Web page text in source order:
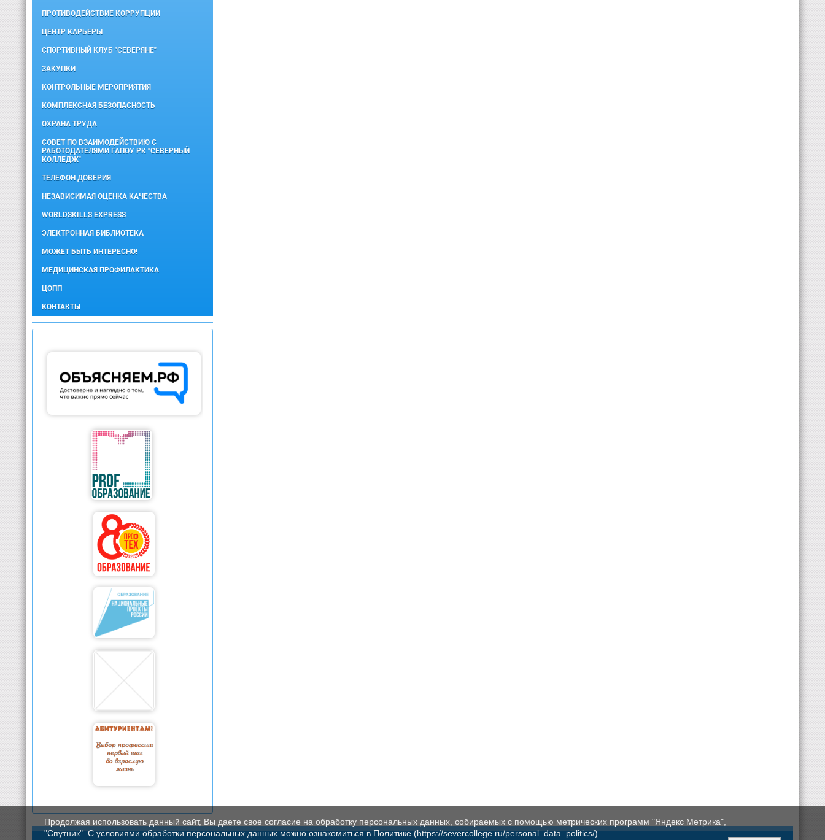
ПРОТИВОДЕЙСТВИЕ КОРРУПЦИИ
ЦЕНТР КАРЬЕРЫ
СПОРТИВНЫЙ КЛУБ "СЕВЕРЯНЕ"
ЗАКУПКИ
КОНТРОЛЬНЫЕ МЕРОПРИЯТИЯ
КОМПЛЕКСНАЯ БЕЗОПАСНОСТЬ
ОХРАНА ТРУДА
СОВЕТ ПО ВЗАИМОДЕЙСТВИЮ С
РАБОТОДАТЕЛЯМИ ГАПОУ РК "СЕВЕРНЫЙ
КОЛЛЕДЖ"
ТЕЛЕФОН ДОВЕРИЯ
НЕЗАВИСИМАЯ ОЦЕНКА КАЧЕСТВА
WORLDSKILLS EXPRESS
ЭЛЕКТРОННАЯ БИБЛИОТЕКА
МОЖЕТ БЫТЬ ИНТЕРЕСНО!
МЕДИЦИНСКАЯ ПРОФИЛАКТИКА
ЦОПП
КОНТАКТЫ
Продолжая использовать данный сайт, Вы даете свое согласие на обработку персональных данных, собираемых с помощью метрических программ "Яндекс Метрика",
"Спутник". С условиями обработки персональных данных можно ознакомиться в Политике (https://severcollege.ru/personal_data_politics/)